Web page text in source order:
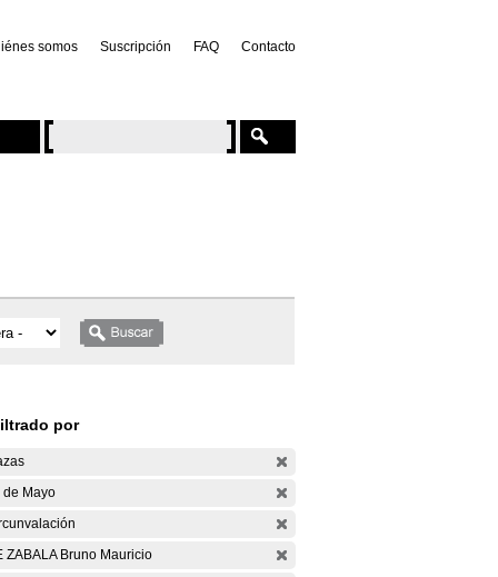
somos Suscripción FAQ Contacto
por
de Mayo
ZABALA Bruno Mauricio